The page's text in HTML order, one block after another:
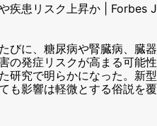
疾患リスク上昇か | Forbes J
びに、糖尿病や腎臓病、臓器
の発症リスクが高まる可能性
研究で明らかになった。新型
も影響は軽微とする俗説を覆